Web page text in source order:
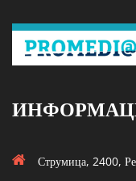
Струмица, 2400,